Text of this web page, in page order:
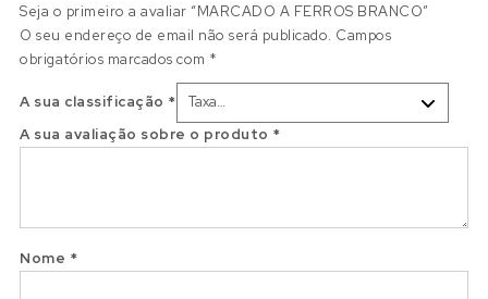
Seja o primeiro a avaliar “MARCADO A FERROS BRANCO”
O seu endereço de email não será publicado. Campos
obrigatórios marcados com *
A sua classificação *
A sua avaliação sobre o produto *
Nome *